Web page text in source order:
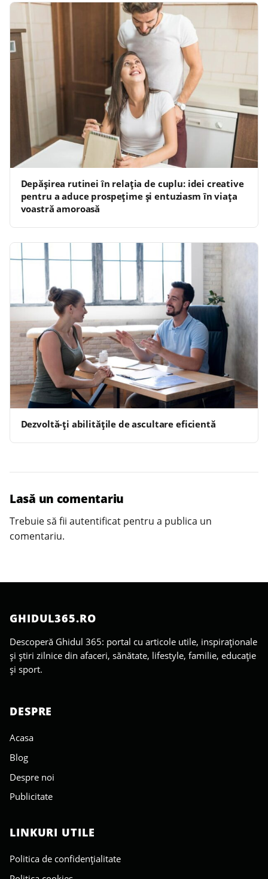
Depășirea rutinei în relația de cuplu: idei creative
pentru a aduce prospețime și entuziasm în viața
voastră amoroasă
Dezvoltă-ți abilitățile de ascultare eficientă
Lasă un comentariu
Trebuie să fii autentificat pentru a publica un
comentariu.
GHIDUL365.RO
Descoperă Ghidul 365: portal cu articole utile, inspiraționale
și știri zilnice din afaceri, sănătate, lifestyle, familie, educație
și sport.
DESPRE
Acasa
Blog
Despre noi
Publicitate
LINKURI UTILE
Politica de confidențialitate